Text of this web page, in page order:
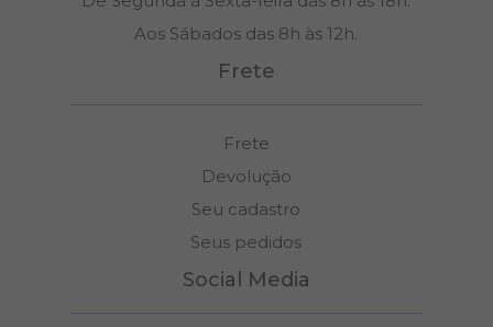
Aos Sábados das 8h às 12h.
Frete
Frete
Devolução
Seu cadastro
Seus pedidos
Social Media